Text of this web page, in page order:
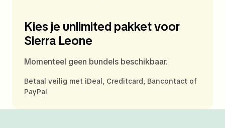
Kies je unlimited pakket voor
Sierra Leone
Momenteel geen bundels beschikbaar.
Betaal veilig met iDeal, Creditcard, Bancontact of
PayPal